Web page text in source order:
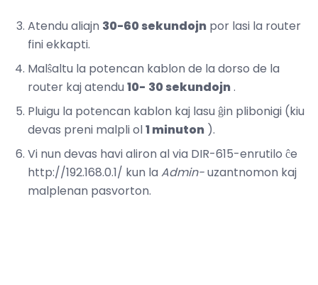
Atendu aliajn 30-60 sekundojn por lasi la router
fini ekkapti.
Malŝaltu la potencan kablon de la dorso de la
router kaj atendu 10- 30 sekundojn.
Pluigu la potencan kablon kaj lasu ĝin plibonigi (kiu
devas preni malpli ol1 minuton ).
Vi nun devas havi aliron al via DIR-615-enrutilo ĉe
http://192.168.0.1/ kun la Admin-uzantnomon kaj
malplenan pasvorton.